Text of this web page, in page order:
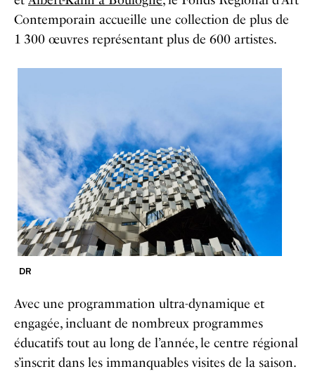
Contemporain accueille une collection de plus de
1 300 œuvres représentant plus de 600 artistes.
DR
Avec une programmation ultra-dynamique et
engagée, incluant de nombreux programmes
éducatifs tout au long de l’année, le centre régional
s’inscrit dans les immanquables visites de la saison.